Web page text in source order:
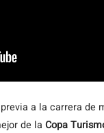
a la carrera de
de la Copa